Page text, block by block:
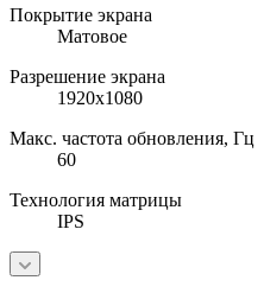
Покрытие экрана
Матовое
Разрешение экрана
1920x1080
Макс. частота обновления, Гц
60
Технология матрицы
IPS